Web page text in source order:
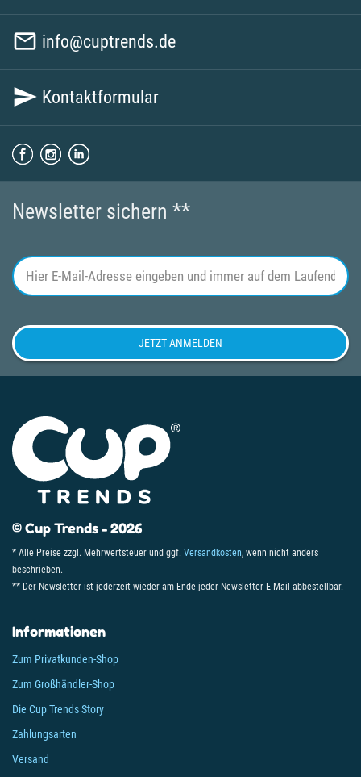
 info@cuptrends.de
 Kontaktformular
Newsletter sichern **
© Cup Trends - 2026
* Alle Preise zzgl. Mehrwertsteuer und ggf. Versandkosten, wenn nicht anders
beschrieben.
** Der Newsletter ist jederzeit wieder am Ende jeder Newsletter E-Mail abbestellbar.
Informationen
Zum Privatkunden-Shop
Zum Großhändler-Shop
Die Cup Trends Story
Zahlungsarten
Versand